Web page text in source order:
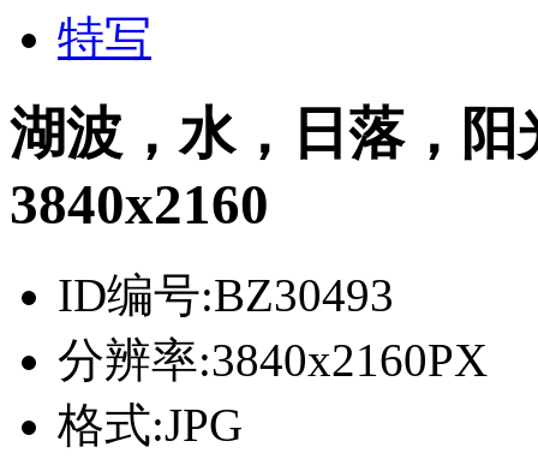
特写
湖波，水，日落，
3840x2160
ID编号:BZ30493
分辨率:3840x2160PX
格式:JPG